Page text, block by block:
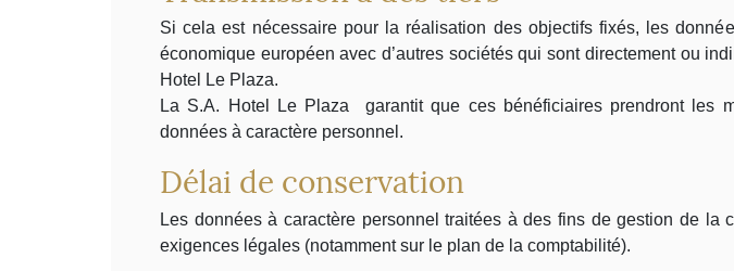
Si cela est nécessaire pour la réalisation des objectifs fixés, les
économique européen avec d’autres sociétés qui sont directement ou
Hotel Le Plaza.
La S.A. Hotel Le Plaza garantit que ces bénéficiaires prendront les
données à caractère personnel.
Délai de conservation
Les données à caractère personnel traitées à des fins de gestion de
exigences légales (notamment sur le plan de la comptabilité).